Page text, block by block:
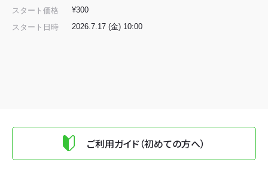
スタート価格
¥300
スタート日時
2026.7.17 (金) 10:00
ご利用ガイド（初めての方へ）